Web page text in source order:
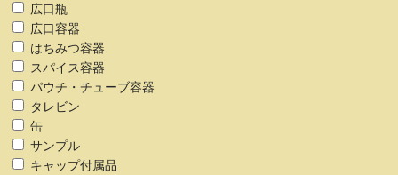
広口瓶
広口容器
はちみつ容器
スパイス容器
パウチ・チューブ容器
タレビン
缶
サンプル
キャップ付属品